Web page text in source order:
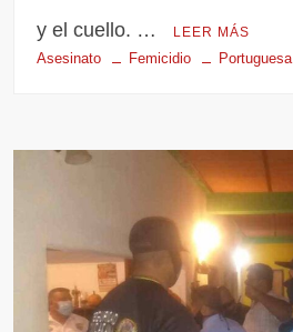
y el cuello. …
LEER MÁS
Asesinato Femicidio Portuguesa